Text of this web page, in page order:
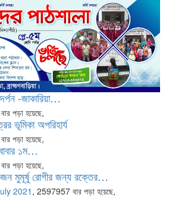
-জাকারিয়া…
পড়া হয়েছে,
ভূমিকা অপরিহার্য
পড়া হয়েছে,
১ম…
পড়া হয়েছে,
মুমূর্ষু রোগীর জন্য রক্তের…
2021 , 2597957 বার পড়া হয়েছে,